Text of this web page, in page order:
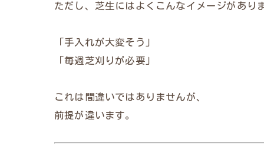
ただし、芝生にはよくこんなイメージがあり
「手入れが大変そう」
「毎週芝刈りが必要」
これは間違いではありませんが、
前提が違います。